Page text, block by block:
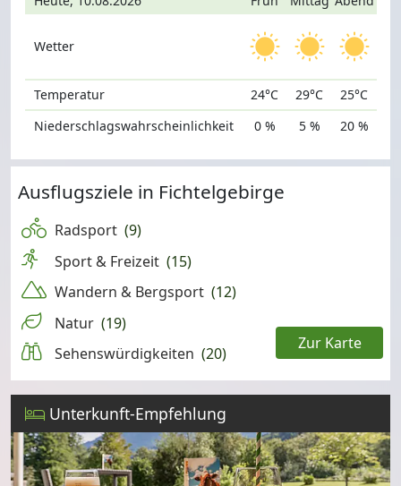
Wetter
Temperatur
Niederschlagswahrscheinlichkeit
24°C
0 %
29°C
5 %
25°C
20 %
Ausflugsziele in Fichtelgebirge
Radsport (9)
Sport & Freizeit (15)
Wandern & Bergsport (12)
Natur (19)
Sehenswürdigkeiten (20)
Zur Karte
Unterkunft-Empfehlung